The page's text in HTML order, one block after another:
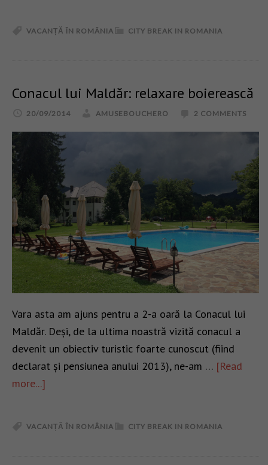
CITY BREAK IN ROMANIA
VACANȚĂ ÎN ROMÂNIA
Conacul lui Maldăr: relaxare boierească
20/09/2014 AMUSEBOUCHERO 2 COMMENTS
Vara asta am ajuns pentru a 2-a oară la Conacul lui
Maldăr. Deși, de la ultima noastră vizită conacul a
devenit un obiectiv turistic foarte cunoscut (fiind
declarat și pensiunea anului 2013), ne-am … [Read
more...]
CITY BREAK IN ROMANIA
VACANȚĂ ÎN ROMÂNIA